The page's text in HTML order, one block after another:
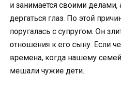
и занимается своими делами,
дергаться глаз. По этой
поругалась с супругом. Он
отношения к его сыну. Если
времена, когда нашему
мешали чужие дети.